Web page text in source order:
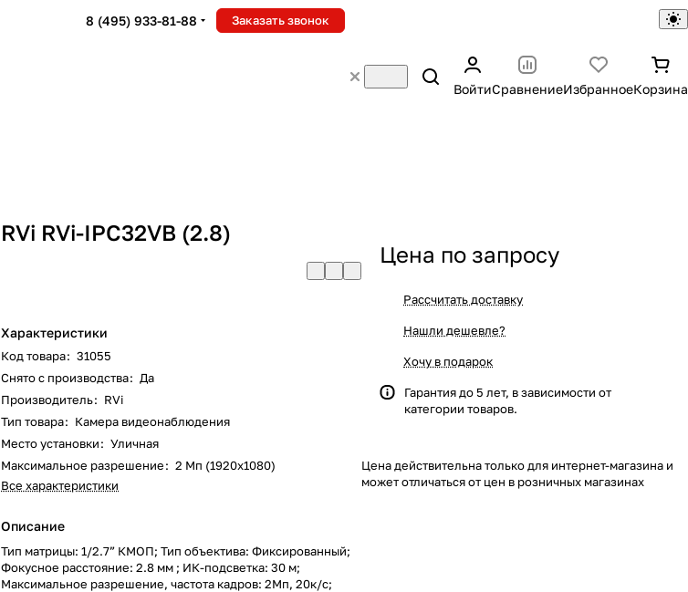
8 (495) 933-81-88 Заказать звонок
ВойтиСравнениеИзбранноеКорзина
RVi RVi-IPC32VB (2.8)
Характеристики
Код товара: 31055
Снято с производства: Да
Производитель: RVi
Тип товара: Камера видеонаблюдения
Место установки: Уличная
Максимальное разрешение: 2 Мп (1920x1080)
Все характеристики
Описание
Тип матрицы: 1/2.7” КМОП; Тип объектива: Фиксированный;
Фокусное расстояние: 2.8 мм ; ИК-подсветка: 30 м;
Максимальное разрешение, частота кадров: 2Мп, 20к/с;
Цена по запросу
Рассчитать доставку
Нашли дешевле?
Хочу в подарок
Гарантия до 5 лет, в зависимости от
категории товаров.
Цена действительна только для интернет-магазина и
может отличаться от цен в розничных магазинах